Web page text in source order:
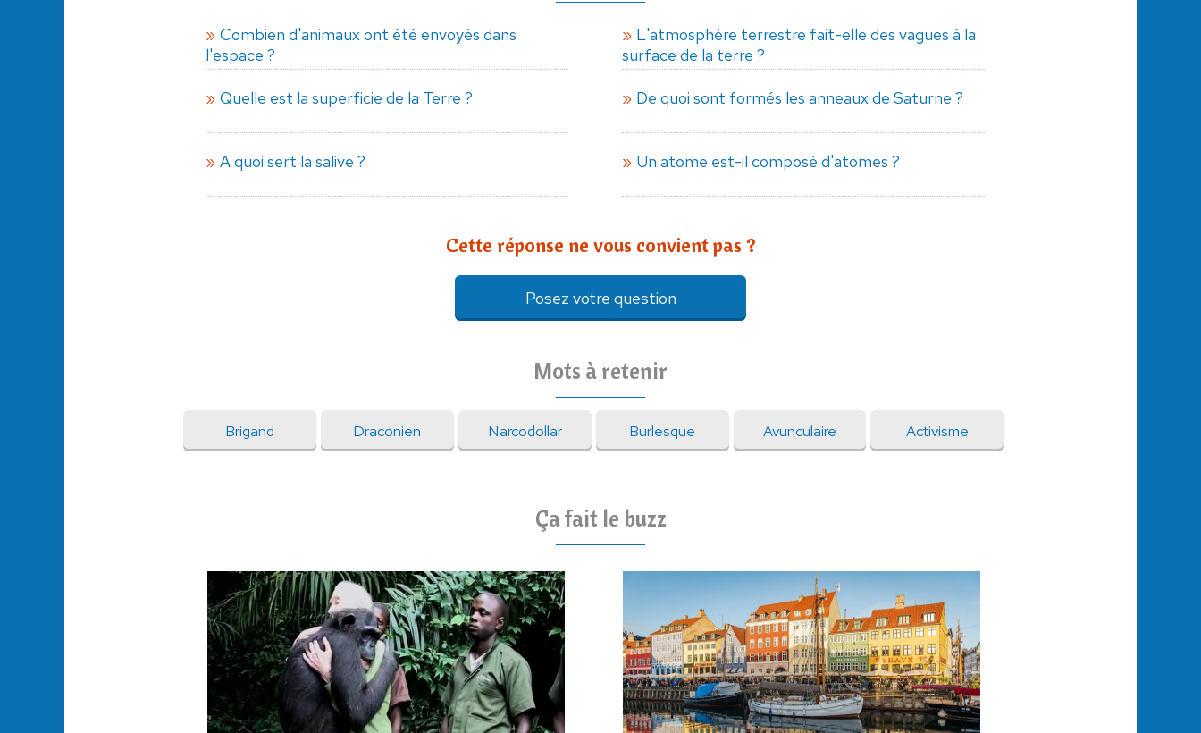
Combien d'animaux ont été envoyés dans
l'espace ?
L'atmosphère terrestre fait-elle des vagues à la
surface de la terre ?
Quelle est la superficie de la Terre ? De quoi sont formés les anneaux de Saturne ?
A quoi sert la salive ? Un atome est-il composé d'atomes ?
Cette réponse ne vous convient pas ?
Posez votre question
Mots à retenir
Brigand Draconien Narcodollar Burlesque Avunculaire Activisme
Ça fait le buzz